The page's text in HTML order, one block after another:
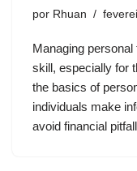
por Rhuan
Managing
skill, especially for
the basics of
individuals make
avoid financial